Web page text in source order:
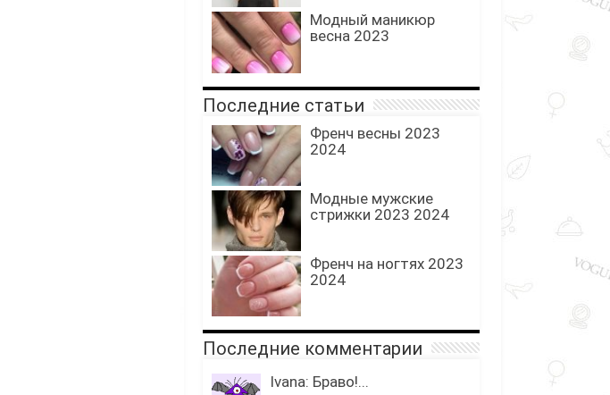
Модный маникюр
весна 2023
Последние статьи
Френч весны 2023
2024
Модные мужские
стрижки 2023 2024
Френч на ногтях 2023
2024
Последние комментарии
Ivana: Браво!...